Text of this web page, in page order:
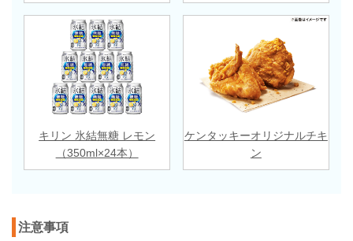
キリン 氷結無糖 レモン
（350ml×24本）
ケンタッキーオリジナルチキ
ン
注意事項